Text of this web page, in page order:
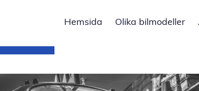
Hemsida Olika bilmodeller